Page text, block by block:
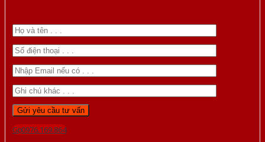
Gọi 0976.169.864